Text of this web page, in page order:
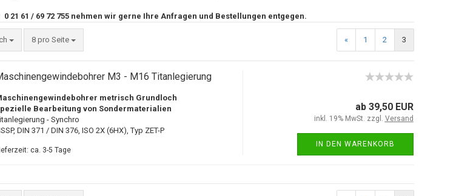
21 61 / 69 72 755 nehmen wir gerne Ihre Anfragen und Bestellungen entgegen.
8 pro Seite « 1 2 3
M3 - M16 Titanlegierung
metrisch Grundloch
Bearbeitung von Sondermaterialien
- Synchro
DIN 371 / DIN 376, ISO 2X (6HX), Typ ZET-P
ca. 3-5 Tage
ab 39,50 EUR
inkl. 19% MwSt. zzgl. Versand
IN DEN WARENKORB